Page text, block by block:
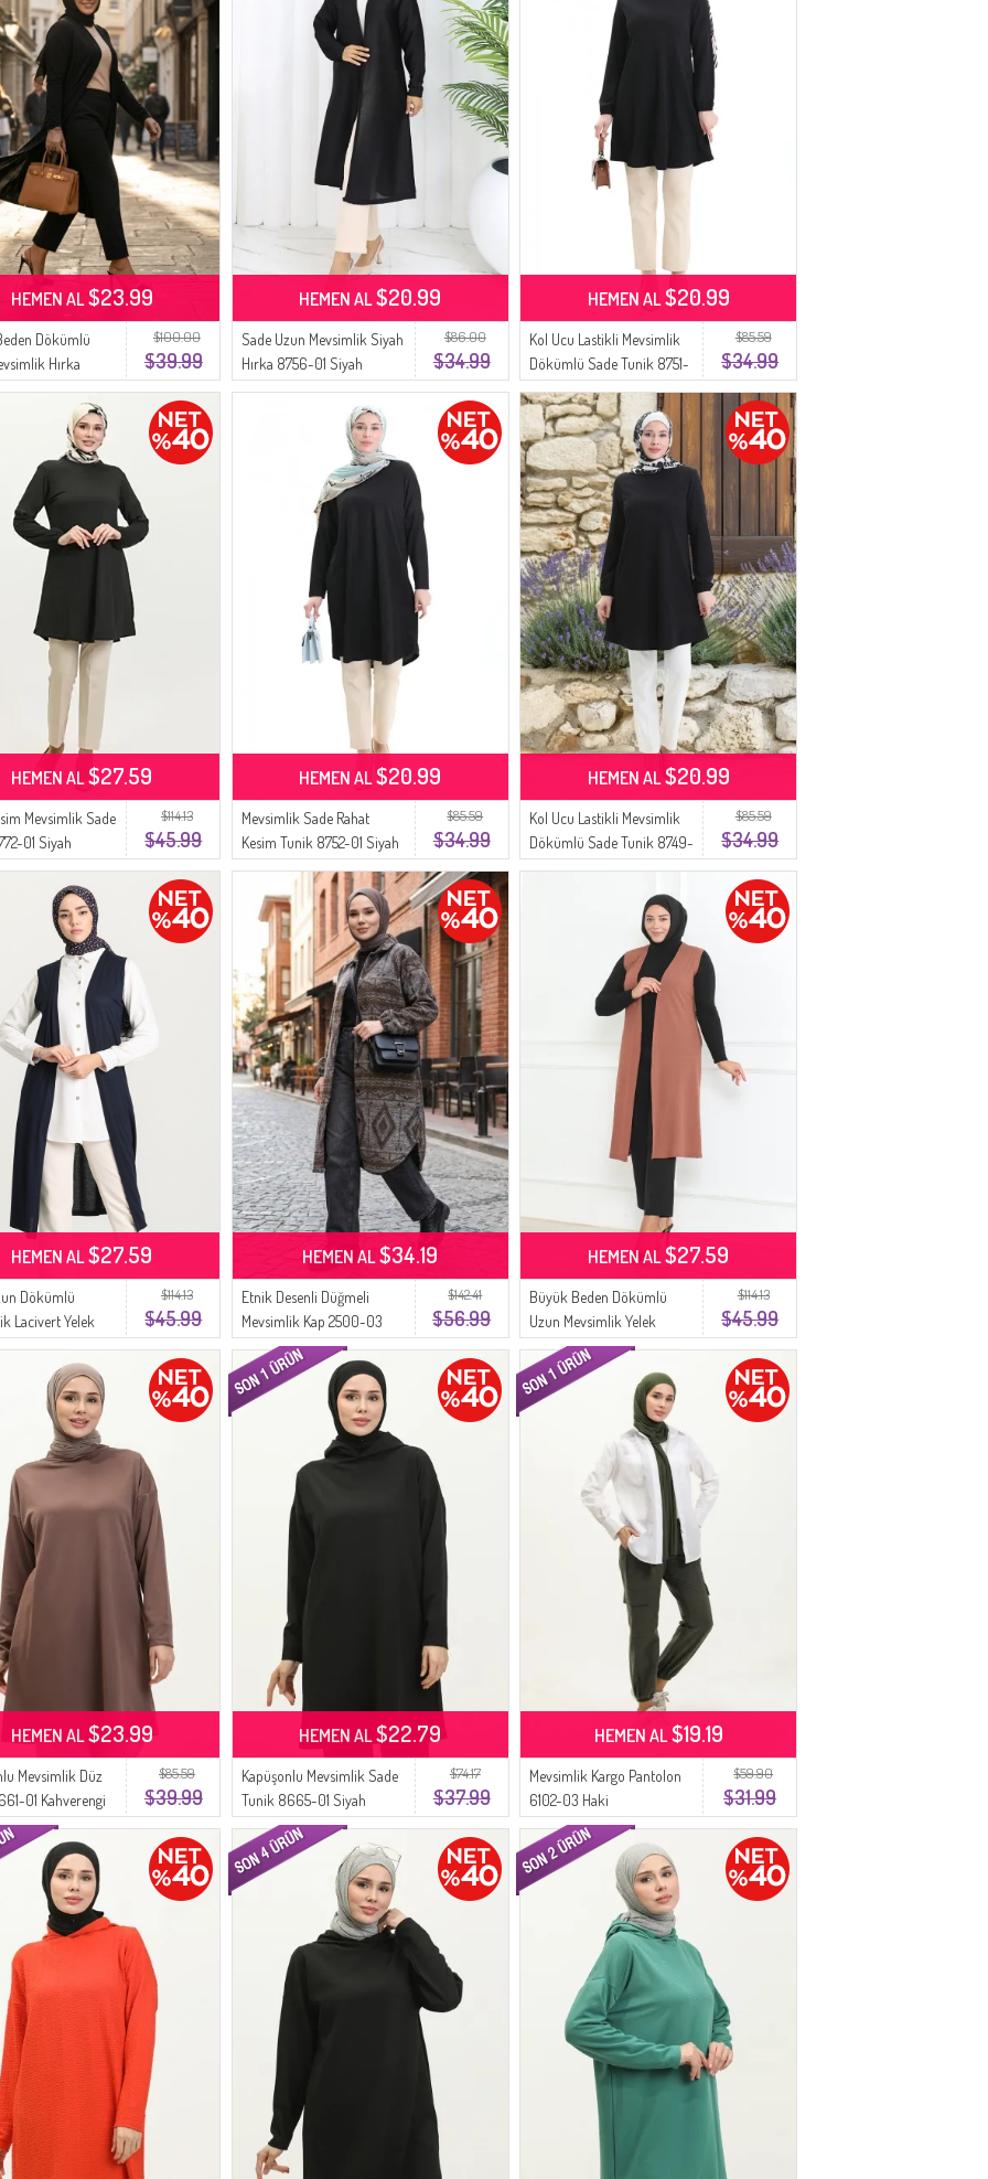
$100.00
$39.99
Dökümlü
Hırka
Siyah
HEMEN AL$23.99
$86.00
$34.99
Sade Uzun Mevsimlik Siyah
Hırka 8756-01 Siyah
HEMEN AL$20.99
$85.59
$34.99
Kol Ucu Lastikli Mevsimlik
Dökümlü Sade Tunik 8751-
01 Siyah
HEMEN AL$20.99
$114.13
$45.99
Mevsimlik Sade
01 Siyah
HEMEN AL$27.59
$85.59
$34.99
Mevsimlik Sade Rahat
Kesim Tunik 8752-01 Siyah
HEMEN AL$20.99
$85.59
$34.99
Kol Ucu Lastikli Mevsimlik
Dökümlü Sade Tunik 8749-
01 Siyah
HEMEN AL$20.99
$114.13
$45.99
Dökümlü
Lacivert Yelek
Lacivert
HEMEN AL$27.59
$142.41
$56.99
Etnik Desenli Düğmeli
Mevsimlik Kap 2500-03
Antrasit Kahverengi
HEMEN AL$34.19
$114.13
$45.99
Büyük Beden Dökümlü
Uzun Mevsimlik Yelek
8739-01 Kahverengi
HEMEN AL$27.59
$85.59
$39.99
Mevsimlik Düz
01 Kahverengi
HEMEN AL$23.99
$74.17
$37.99
Kapüşonlu Mevsimlik Sade
Tunik 8665-01 Siyah
HEMEN AL$22.79
$59.90
$31.99
Mevsimlik Kargo Pantolon
6102-03 Haki
HEMEN AL$19.19